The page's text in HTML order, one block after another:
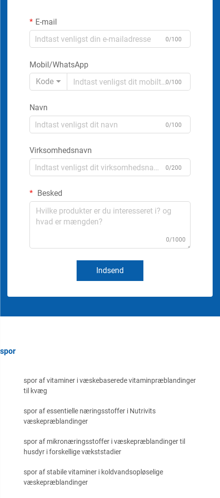
E-mail
0/100
Mobil/WhatsApp
Kode
0/100
Navn
0/100
Virksomhedsnavn
0/200
Besked
0/1000
Indsend
spor
spor af vitaminer i væskebaserede vitaminpræblandinger
til kvæg
spor af essentielle næringsstoffer i Nutrivits
væskepræblandinger
spor af mikronæringsstoffer i væskepræblandinger til
husdyr i forskellige vækststadier
spor af stabile vitaminer i koldvandsopløselige
væskepræblandinger